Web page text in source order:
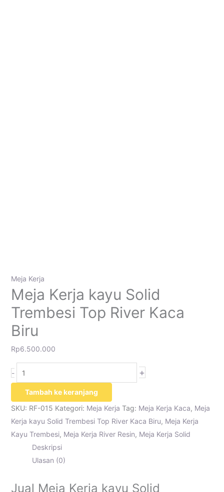
Meja Kerja
Meja Kerja kayu Solid
Trembesi Top River Kaca
Biru
Rp6.500.000
- +
Tambah ke keranjang
SKU: RF-015 Kategori: Meja Kerja Tag: Meja Kerja Kaca, Meja
Kerja kayu Solid Trembesi Top River Kaca Biru, Meja Kerja
Kayu Trembesi, Meja Kerja River Resin, Meja Kerja Solid
Deskripsi
Ulasan (0)
Jual Meja Kerja kayu Solid